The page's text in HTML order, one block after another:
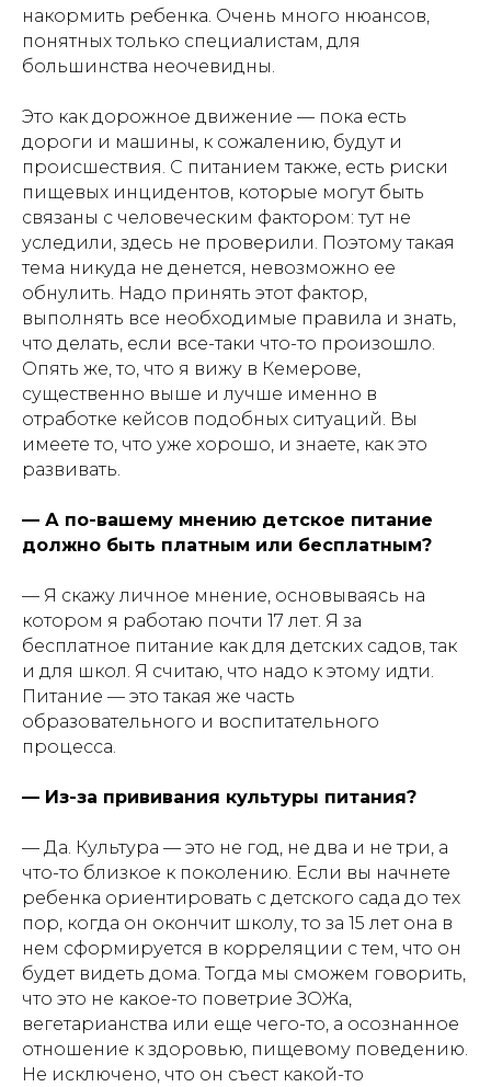
накормить ребенка. Очень много нюансов,
понятных только специалистам, для
большинства неочевидны.
Это как дорожное движение — пока есть
дороги и машины, к сожалению, будут и
происшествия. С питанием также, есть риски
пищевых инцидентов, которые могут быть
связаны с человеческим фактором: тут не
уследили, здесь не проверили. Поэтому такая
тема никуда не денется, невозможно ее
обнулить. Надо принять этот фактор,
выполнять все необходимые правила и знать,
что делать, если все-таки что-то произошло.
Опять же, то, что я вижу в Кемерове,
существенно выше и лучше именно в
отработке кейсов подобных ситуаций. Вы
имеете то, что уже хорошо, и знаете, как это
развивать.
— А по-вашему мнению детское питание
должно быть платным или бесплатным?
— Я скажу личное мнение, основываясь на
котором я работаю почти 17 лет. Я за
бесплатное питание как для детских садов, так
и для школ. Я считаю, что надо к этому идти.
Питание — это такая же часть
образовательного и воспитательного
процесса.
— Из-за прививания культуры питания?
— Да. Культура — это не год, не два и не три, а
что-то близкое к поколению. Если вы начнете
ребенка ориентировать с детского сада до тех
пор, когда он окончит школу, то за 15 лет она в
нем сформируется в корреляции с тем, что он
будет видеть дома. Тогда мы сможем говорить,
что это не какое-то поветрие ЗОЖа,
вегетарианства или еще чего-то, а осознанное
отношение к здоровью, пищевому поведению.
Не исключено, что он съест какой-то